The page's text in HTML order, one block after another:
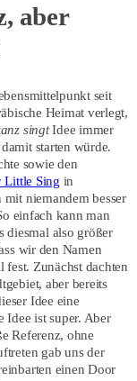
aber
seit
Heimat verlegt,
singtIdee immer
starten würde.
sowie den
Little Sing in
niemandem besser
einfach kann man
diesmal also größer
wir den Namen
Zunächst dachten
aber bereits
Idee eine
Idee ist super. Aber
Referenz, ohne
gab uns der
einen Door